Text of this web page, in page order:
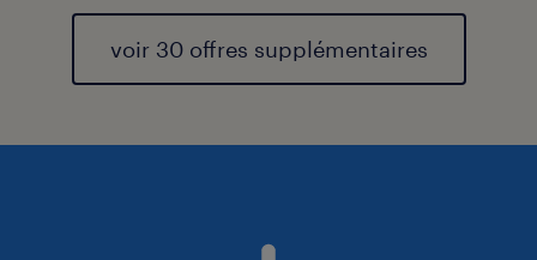
voir 30 offres supplémentaires